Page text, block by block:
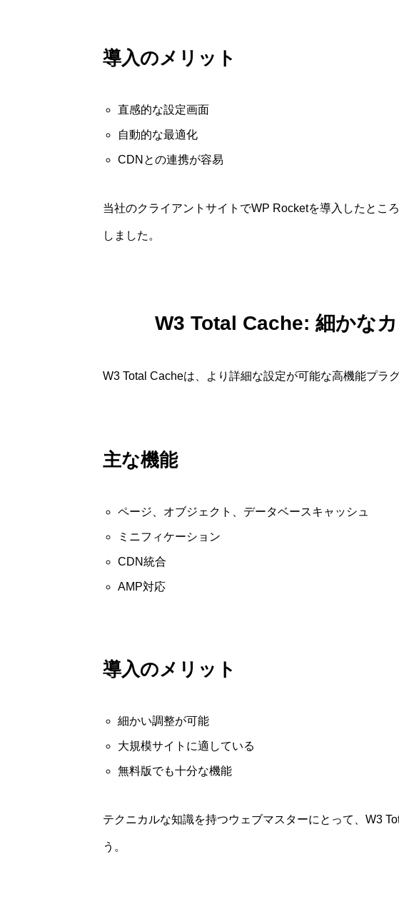
導入のメリット
直感的な設定画面
自動的な最適化
CDNとの連携が容易
当社のクライアントサイトでWP Rocketを導入したとこ
しました。
W3 Total Cache: 細かな
W3 Total Cacheは、より詳細な設定が可能な高機能プラグ
主な機能
ページ、オブジェクト、データベースキャッシュ
ミニフィケーション
CDN統合
AMP対応
導入のメリット
細かい調整が可能
大規模サイトに適している
無料版でも十分な機能
テクニカルな知識を持つウェブマスターにとって、W3
う。